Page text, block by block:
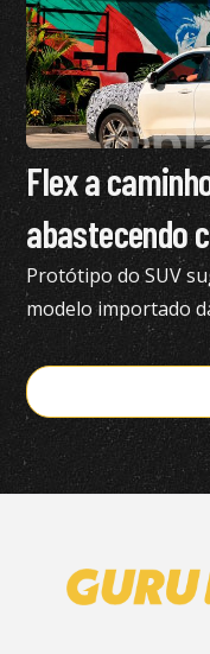
Flex a
abastecendo
Protótipo do SUV
modelo importado
mercado brasileiro